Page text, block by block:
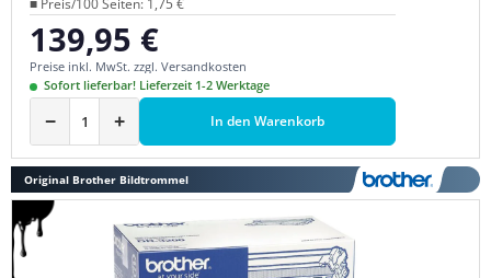
■ Preis/100 Seiten: 1,75 €
Regulärer Preis:
139,95 €
Preise inkl. MwSt. zzgl. Versandkosten
Sofort lieferbar! Lieferzeit 1-2 Werktage
− + In den Warenkorb
Original Brother Bildtrommel